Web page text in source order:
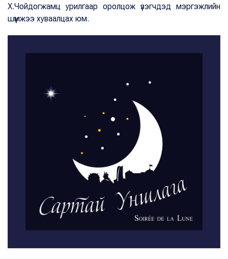
Х.Чойдогжамц урилгаар оролцож үзэгчдэд мэргэжлийн
шүүмжээ хуваалцах юм.